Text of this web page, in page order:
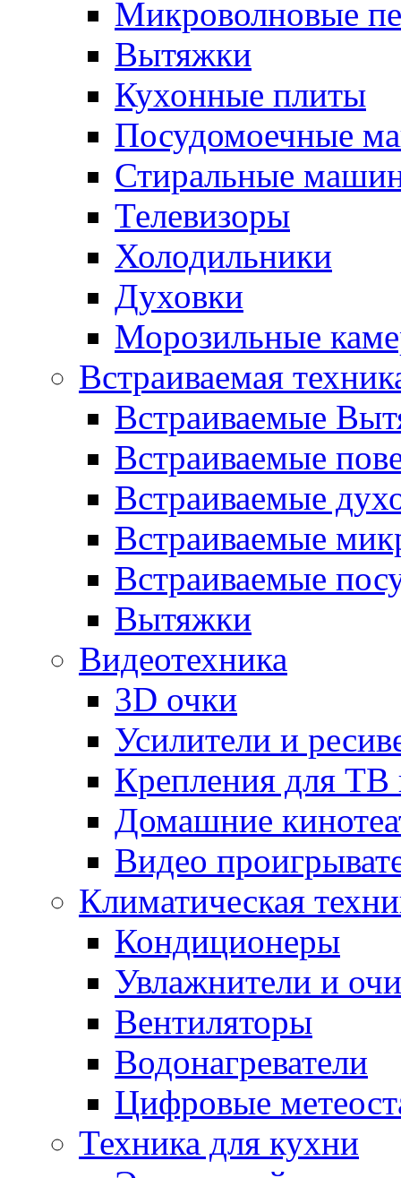
Микроволновые
Вытяжки
Кухонные плиты
Посудомоечные
Стиральные
Телевизоры
Холодильники
Духовки
Морозильные
Встраиваемая
Встраиваемые
Встраиваемые
Встраиваемые
Встраиваемые
Встраиваемые
Вытяжки
Видеотехника
3D очки
Усилители и
Крепления для ТВ
Домашние
Видео
Климатическая
Кондиционеры
Увлажнители и
Вентиляторы
Водонагреватели
Цифровые
Техника для кухни